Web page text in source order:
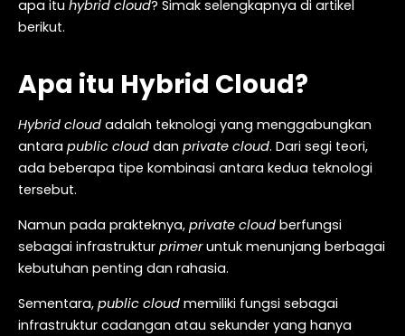
apa itu hybrid cloud? Simak selengkapnya di artikel
berikut.
Apa itu Hybrid Cloud?
Hybrid cloud adalah teknologi yang menggabungkan
antara public cloud dan private cloud. Dari segi teori,
ada beberapa tipe kombinasi antara kedua teknologi
tersebut.
Namun pada prakteknya, private cloud berfungsi
sebagai infrastruktur primeruntuk menunjang berbagai
kebutuhan penting dan rahasia.
Sementara, public cloud memiliki fungsi sebagai
infrastruktur cadangan atau sekunder yang hanya